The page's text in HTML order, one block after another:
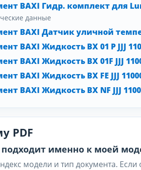
BAXI Гидр. комплект для
данные
BAXI Датчик уличной
BAXI Жидкость BX 01 P JJJ
BAXI Жидкость BX 01F JJJ
BAXI Жидкость BX FE JJJ
BAXI Жидкость BX NF JJJ
PDF
подходит именно к моей
модели и тип документа. Если